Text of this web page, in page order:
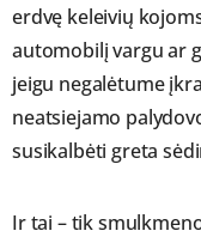
erdvę keleivių
automobilį vargu ar
jeigu negalėtume
neatsiejamo
susikalbėti greta
Ir tai – tik